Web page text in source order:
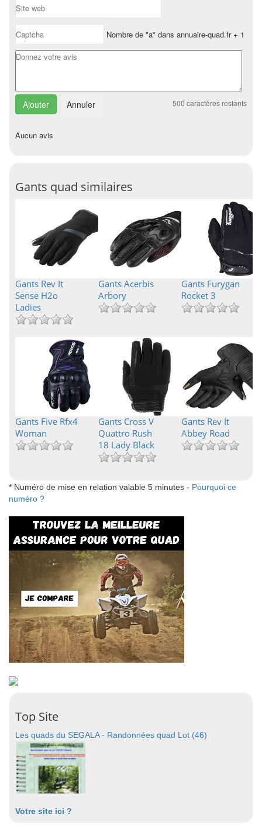
Nombre de "a" dans annuaire-quad.fr + 1
Annuler 500 caractères restants
Aucun avis
Gants quad similaires
Gants Rev It
Sense H2o
Ladies
Gants Acerbis
Arbory
Gants Furygan
Rocket 3
Gants Five Rfx4
Woman
Gants Cross V
Quattro Rush
18 Lady Black
Gants Rev It
Abbey Road
* Numéro de mise en relation valable 5 minutes - Pourquoi ce
numéro ?
Top Site
Les quads du SEGALA - Randonnées quad Lot (46)
Votre site ici ?